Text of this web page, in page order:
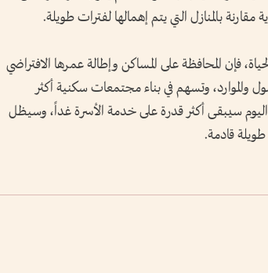
بالمنازل التي يتم إهمالها لفترات طويلة.
فإن المحافظة على المساكن وإطالة عمرها الافتراضي
والموارد، وتسهم في بناء مجتمعات سكنية أكثر
اليوم سيبقى أكثر قدرة على خدمة الأسرة غداً، وسيظل
طويلة قادمة.